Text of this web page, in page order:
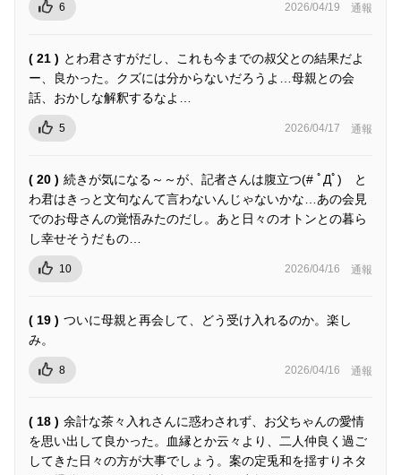
6 2026/04/19 通報
( 21 ) とわ君さすがだし、これも今までの叔父との結果だよ
ー、良かった。クズには分からないだろうよ…母親との会
話、おかしな解釈するなよ…
5 2026/04/17 通報
( 20 ) 続きが気になる～～が、記者さんは腹立つ(# ﾟДﾟ) と
わ君はきっと文句なんて言わないんじゃないかな…あの会見
でのお母さんの覚悟みたのだし。あと日々のオトンとの暮ら
し幸せそうだもの…
10 2026/04/16 通報
( 19 ) ついに母親と再会して、どう受け入れるのか。楽し
み。
8 2026/04/16 通報
( 18 ) 余計な茶々入れさんに惑わされず、お父ちゃんの愛情
を思い出して良かった。血縁とか云々より、二人仲良く過ご
してきた日々の方が大事でしょう。案の定兎和を揺すりネタ